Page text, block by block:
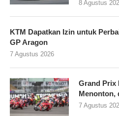
8 Agustus
KTM Dapatkan Izin untuk
GP Aragon
7 Agustus 2026
Grand Prix
Menonton,
7 Agustus